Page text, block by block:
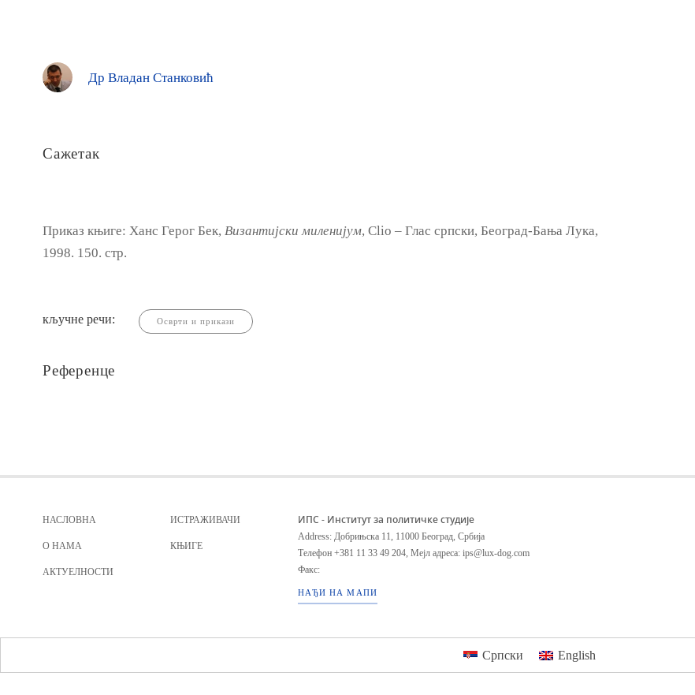
Др Владан Станковић
Сажетак
Приказ књиге: Ханс Герог Бек,Византијскимиленијум, Clio – Глас српски, Београд-Бања Лука,
1998. 150. стр.
кључне речи: Осврти и прикази
Референце
НАСЛОВНА
О НАМА
АКТУЕЛНОСТИ
ИСТРАЖИВАЧИ
КЊИГЕ
ИПС - Институт за политичке студије
Address: Добрињска 11, 11000 Београд, Србија
Телефон +381 11 33 49 204, Мејл адреса: ips@lux-dog.com
Факс:
НАЂИ НА МАПИ
Српски English